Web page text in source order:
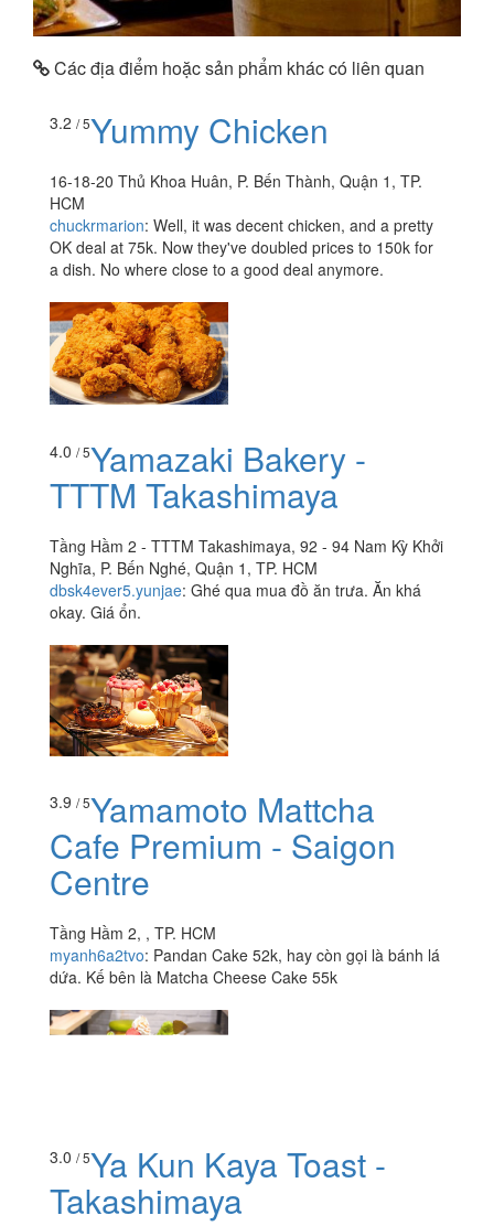
Các địa điểm hoặc sản phẩm khác có liên quan
3.2 / 5Yummy Chicken
16-18-20 Thủ Khoa Huân, P. Bến Thành, Quận 1, TP.
HCM
chuckrmarion: Well, it was decent chicken, and a pretty
OK deal at 75k. Now they've doubled prices to 150k for
a dish. No where close to a good deal anymore.
4.0 / 5Yamazaki Bakery -
TTTM Takashimaya
Tầng Hầm 2 - TTTM Takashimaya, 92 - 94 Nam Kỳ Khởi
Nghĩa, P. Bến Nghé, Quận 1, TP. HCM
dbsk4ever5.yunjae: Ghé qua mua đồ ăn trưa. Ăn khá
okay. Giá ổn.
3.9 / 5Yamamoto Mattcha
Cafe Premium - Saigon
Centre
Tầng Hầm 2, , TP. HCM
myanh6a2tvo: Pandan Cake 52k, hay còn gọi là bánh lá
dứa. Kế bên là Matcha Cheese Cake 55k
3.0 / 5Ya Kun Kaya Toast -
Takashimaya